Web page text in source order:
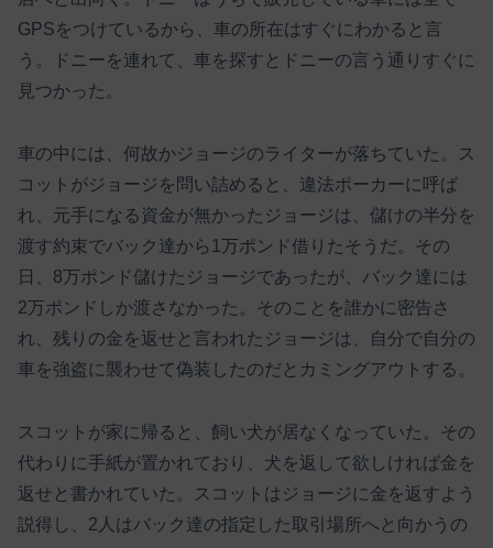
GPSをつけているから、車の所在はすぐにわかると言
う。ドニーを連れて、車を探すとドニーの言う通りすぐに
見つかった。
車の中には、何故かジョージのライターが落ちていた。ス
コットがジョージを問い詰めると、違法ポーカーに呼ば
れ、元手になる資金が無かったジョージは、儲けの半分を
渡す約束でバック達から1万ポンド借りたそうだ。その
日、8万ポンド儲けたジョージであったが、バック達には
2万ポンドしか渡さなかった。そのことを誰かに密告さ
れ、残りの金を返せと言われたジョージは、自分で自分の
車を強盗に襲わせて偽装したのだとカミングアウトする。
スコットが家に帰ると、飼い犬が居なくなっていた。その
代わりに手紙が置かれており、犬を返して欲しければ金を
返せと書かれていた。スコットはジョージに金を返すよう
説得し、2人はバック達の指定した取引場所へと向かうの